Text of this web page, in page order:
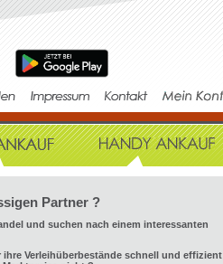
Partner ?
und suchen nach einem interessanten
Verleihüberbestände schnell und effizient